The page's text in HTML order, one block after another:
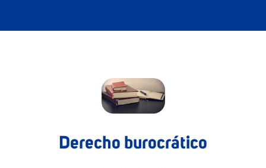
Derecho burocrático